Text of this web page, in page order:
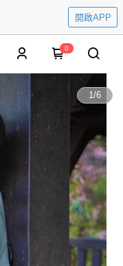
開啟APP
0
1/6